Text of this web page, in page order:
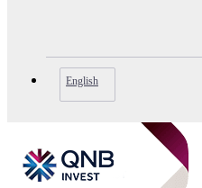
English